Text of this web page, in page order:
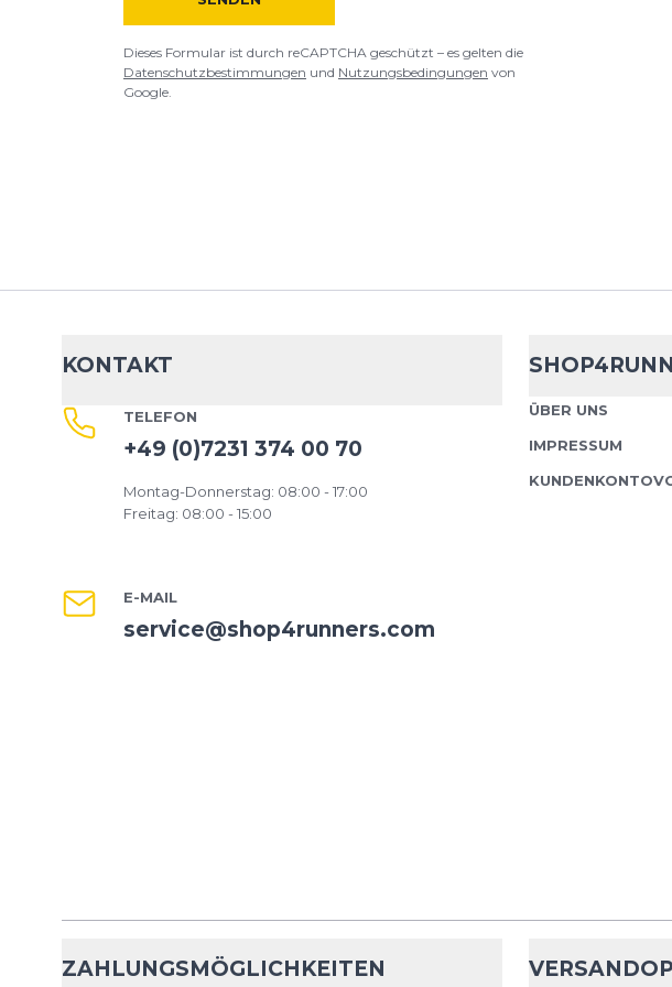
Überschrift
Dieses Formular ist durch reCAPTCHA geschützt – es gelten die Datenschutzbestimmungen und
Google.
Dieses Formular ist durch reCAPTCHA geschützt – es gelten die
Datenschutzbestimmungen und Nutzungsbedingungen von
Google.
KONTAKT
TELEFON
+49 (0)7231 374 00 70
Montag-Donnerstag: 08:00 - 17:00
Freitag: 08:00 - 15:00
E-MAIL
service@shop4runners.com
ÜBER UNS
IMPRESSUM
ZAHLUNGSMÖGLICHKEITEN